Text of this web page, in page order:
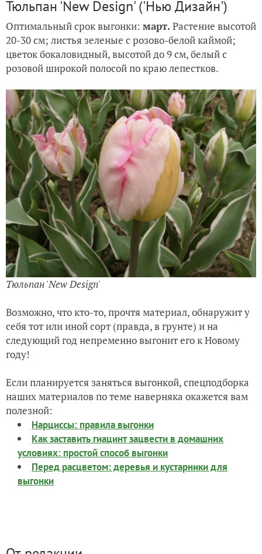
Тюльпан 'New Design' ('Нью Дизайн')
Оптимальный срок выгонки: март. Растение высотой
20-30 см; листья зеленые с розово-белой каймой;
цветок бокаловидный, высотой до 9 см, белый с
розовой широкой полосой по краю лепестков.
Тюльпан 'New Design'
Возможно, что кто-то, прочтя материал, обнаружит у
себя тот или иной сорт (правда, в грунте) и на
следующий год непременно выгонит его к Новому
году!
Если планируется заняться выгонкой, спецподборка
наших материалов по теме наверняка окажется вам
полезной:
Нарциссы: правила выгонки
Как заставить гиацинт зацвести в домашних
условиях: простой способ выгонки
Перед расцветом: деревья и кустарники для
выгонки